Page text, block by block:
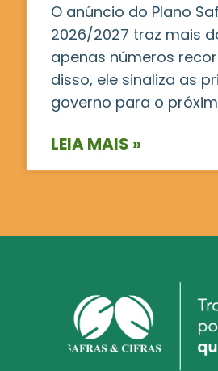
O anúncio do Plano
2026/2027 traz mais
apenas números
disso, ele sinaliza as
governo para o
LEIA MAIS »